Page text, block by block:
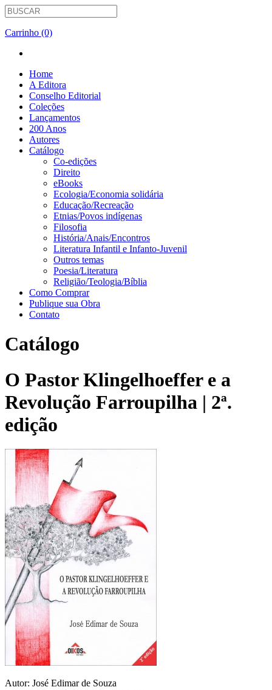
Carrinho (0)
Home
A Editora
Conselho Editorial
Coleções
Lançamentos
200 Anos
Autores
Catálogo
Co-edições
Direito
eBooks
Ecologia/Economia solidária
Educação/Recreação
Etnias/Povos indígenas
Filosofia
História/Anais/Encontros
Literatura Infantil e Infanto-Juvenil
Outros temas
Poesia/Literatura
Religião/Teologia/Bíblia
Como Comprar
Publique sua Obra
Contato
Catálogo
O Pastor Klingelhoeffer e a
Revolução Farroupilha | 2ª.
edição
Autor: José Edimar de Souza